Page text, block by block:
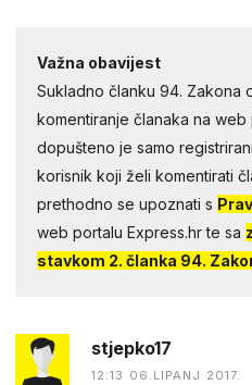
Važna obavijest
Sukladno članku 94. Zakona
komentiranje članaka na web
dopušteno je samo
korisnik koji želi komentirati
prethodno se upoznati s
web portalu Express.hr te sa
stavkom 2. članka 94.
stjepko17
12:13 06.LIPANJ 2017.